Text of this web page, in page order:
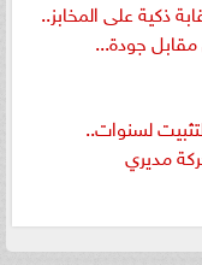
ذكية على المخابز..
مقابل جودة...
لسنوات..
مديري